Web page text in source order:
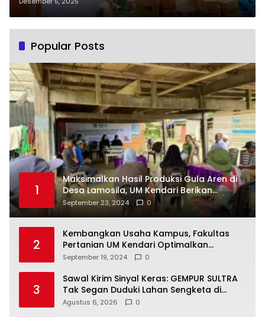
Pertama di Routa
Popular Posts
1
Maksimalkan Hasil Produksi Gula Aren di
Desa Lamosila, UM Kendari Berikan
Bantuan Alat Produksi Modern
September 23, 2024 0
2
Kembangkan Usaha Kampus, Fakultas
Pertanian UM Kendari Optimalkan
Laboratorium Lapangan Agribisnis
September 19, 2024 0
3
Sawal Kirim Sinyal Keras: GEMPUR SULTRA
Tak Segan Duduki Lahan Sengketa di
Puuwatu
Agustus 6, 2026 0